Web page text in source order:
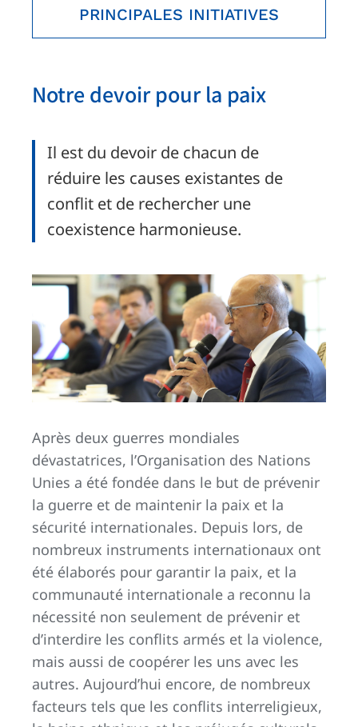
PRINCIPALES INITIATIVES
Notre devoir pour la paix
Il est du devoir de chacun de
réduire les causes existantes de
conflit et de rechercher une
coexistence harmonieuse.
Après deux guerres mondiales
dévastatrices, l’Organisation des Nations
Unies a été fondée dans le but de prévenir
la guerre et de maintenir la paix et la
sécurité internationales. Depuis lors, de
nombreux instruments internationaux ont
été élaborés pour garantir la paix, et la
communauté internationale a reconnu la
nécessité non seulement de prévenir et
d’interdire les conflits armés et la violence,
mais aussi de coopérer les uns avec les
autres. Aujourd’hui encore, de nombreux
facteurs tels que les conflits interreligieux,